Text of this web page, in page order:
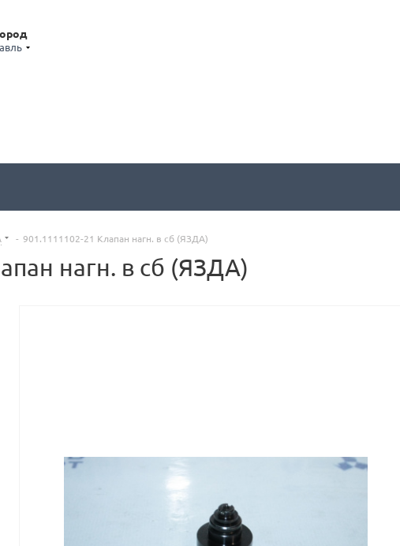
- 901.1111102-21 Клапан нагн. в сб (ЯЗДА)
нагн. в сб (ЯЗДА)